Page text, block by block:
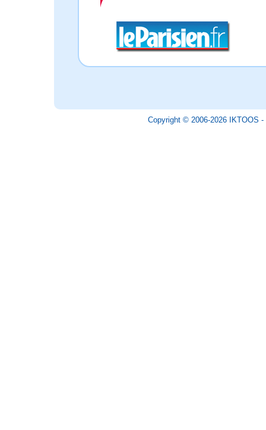
Copyright © 2006-2026 IKTOOS